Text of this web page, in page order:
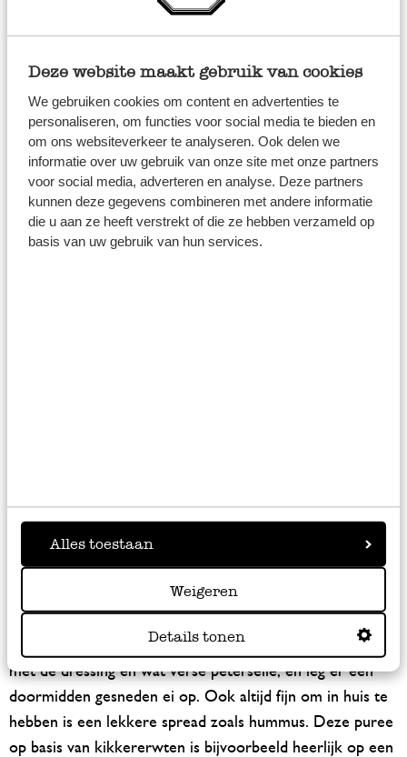
Deze website maakt gebruik van cookies
We gebruiken cookies om content en advertenties te
personaliseren, om functies voor social media te bieden en
om ons websiteverkeer te analyseren. Ook delen we
informatie over uw gebruik van onze site met onze partners
voor social media, adverteren en analyse. Deze partners
kunnen deze gegevens combineren met andere informatie
die u aan ze heeft verstrekt of die ze hebben verzameld op
basis van uw gebruik van hun services.
Alles toestaan
Weigeren
Details tonen
vriezer te halen om een etiket te kunnen lezen of het
deksel eraf te halen.
Mealprep bakjes
Gezonde lunches voor de komende dagen, soep,
pastasaus, gekookte rijst… als je een drukke week voor
de boeg hebt, is het handig om alvast wat maaltijden voor
te bereiden. Onze luchtdichte bewaarbakjes zijn ideaal
voor mealprepping. Omdat onze glazen bakjes in 3
Ben je op zoek naar recepten die je eenvoudig kunt
bewaren in onze vershoudbakjes? Wij tippen deze
frisse
aardappelsalade met radijs en groene asperges. Deze
kleurrijke salade is lekker bij de barbecue of bij een
stukje vlees of vis. Niet moeilijk om te maken, maar wel
erg lekker! En als je de salade gaat eten, maak hem dan af
met de dressing en wat verse peterselie, en leg er een
doormidden gesneden ei op. Ook altijd fijn om in huis te
hebben is een lekkere spread zoals hummus. Deze puree
op basis van kikkererwten is bijvoorbeeld heerlijk op een